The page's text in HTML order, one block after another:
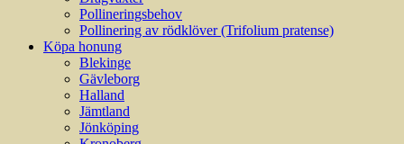
Pollineringsbehov
Pollinering av rödklöver (Trifolium pratense)
Köpa honung
Blekinge
Gävleborg
Halland
Jämtland
Jönköping